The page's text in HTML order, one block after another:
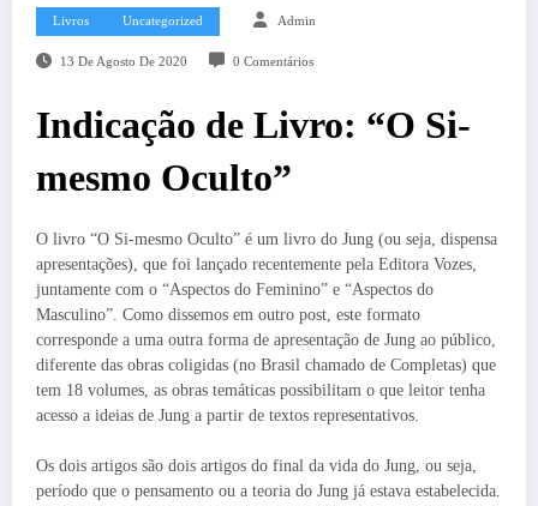
Livros Uncategorized Admin
13 De Agosto De 2020 0 Comentários
Indicação de Livro: “O Si-
mesmo Oculto”
O livro “O Si-mesmo Oculto” é um livro do Jung (ou seja, dispensa
apresentações), que foi lançado recentemente pela Editora Vozes,
juntamente com o “Aspectos do Feminino” e “Aspectos do
Masculino”. Como dissemos em outro post, este formato
corresponde a uma outra forma de apresentação de Jung ao público,
diferente das obras coligidas (no Brasil chamado de Completas) que
tem 18 volumes, as obras temáticas possibilitam o que leitor tenha
acesso a ideias de Jung a partir de textos representativos.
Os dois artigos são dois artigos do final da vida do Jung, ou seja,
período que o pensamento ou a teoria do Jung já estava estabelecida.